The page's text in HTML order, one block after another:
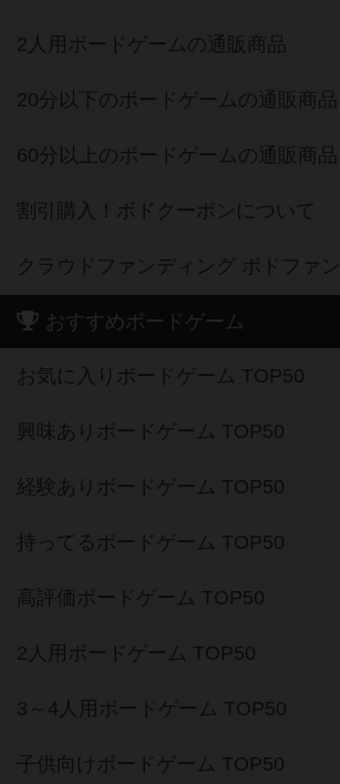
2人用ボードゲームの通販商品
20分以下のボードゲームの通販商品
60分以上のボードゲームの通販商品
割引購入！ボドクーポンについて
クラウドファンディング ボドファン
おすすめボードゲーム
お気に入りボードゲーム TOP50
興味ありボードゲーム TOP50
経験ありボードゲーム TOP50
持ってるボードゲーム TOP50
高評価ボードゲーム TOP50
2人用ボードゲーム TOP50
3～4人用ボードゲーム TOP50
子供向けボードゲーム TOP50